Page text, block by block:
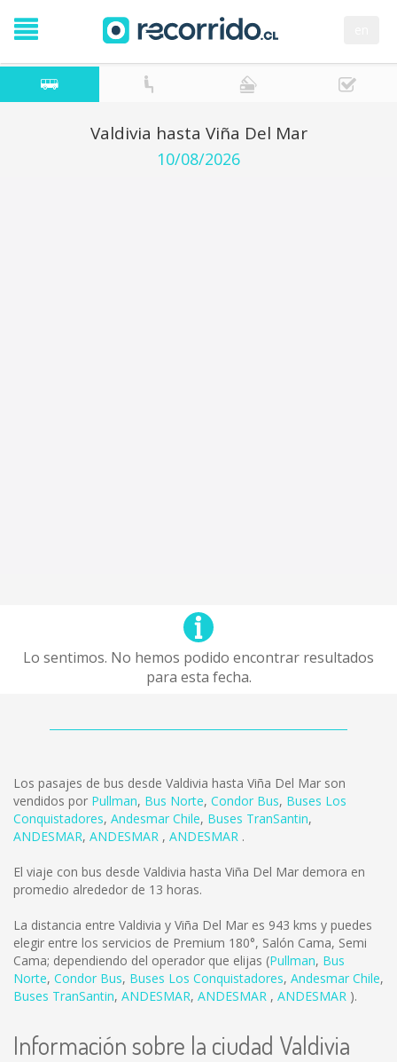
Valdivia hasta Viña Del Mar
10/08/2026
Lo sentimos. No hemos podido encontrar resultados
para esta fecha.
Los pasajes de bus desde Valdivia hasta Viña Del Mar son
vendidos por Pullman, Bus Norte, Condor Bus, Buses Los
Conquistadores, Andesmar Chile, Buses TranSantin,
ANDESMAR, ANDESMAR , ANDESMAR .
El viaje con bus desde Valdivia hasta Viña Del Mar demora en
promedio alrededor de 13 horas.
La distancia entre Valdivia y Viña Del Mar es 943 kms y puedes
elegir entre los servicios de Premium 180°, Salón Cama, Semi
Cama; dependiendo del operador que elijas (Pullman, Bus
Norte, Condor Bus, Buses Los Conquistadores, Andesmar Chile,
Buses TranSantin, ANDESMAR, ANDESMAR , ANDESMAR ).
Información sobre la ciudad Valdivia